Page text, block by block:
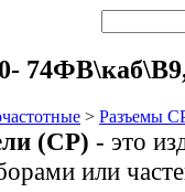
> Разъемы
(СР) - это
или